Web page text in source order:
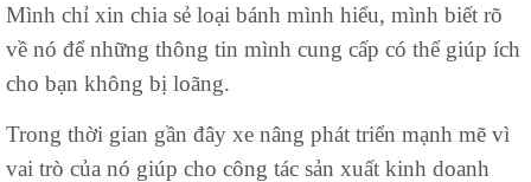
Mình chỉ xin chia sẻ loại bánh mình hiểu, mình biết rõ
về nó để những thông tin mình cung cấp có thể giúp ích
cho bạn không bị loãng.
Trong thời gian gần đây xe nâng phát triển mạnh mẽ vì
vai trò của nó giúp cho công tác sản xuất kinh doanh